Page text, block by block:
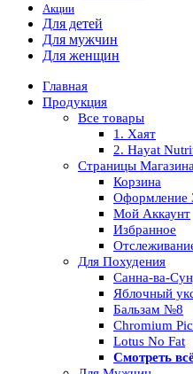
Акции
Для детей
Для мужчин
Для женщин
Главная
Продукция
Все товары
1. Хаят
2. Hayat
Страницы Магазина
Корзина
Оформление
Мой Аккаунт
Избранное
Для Похудения
Санна-ва-
Яблочный
Бальзам №8
Chromium
Lotus No Fat
Смотреть